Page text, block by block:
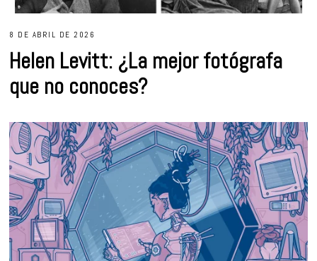
8 DE ABRIL DE 2026
Helen Levitt: ¿La mejor fotógrafa
que no conoces?